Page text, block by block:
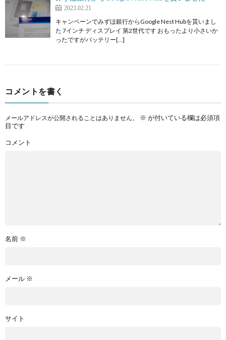
2023.02.21
キャンペーンでみずほ銀行からGoogle Nest Hubを貰いまし
た 7インチ ディスプレイ 第2世代です おもったより小さいか
ったですがバッテリー[…]
コメントを書く
メールアドレスが公開されることはありません。 ※ が付いている欄は必須項
目です
コメント
名前 ※
メール ※
サイト